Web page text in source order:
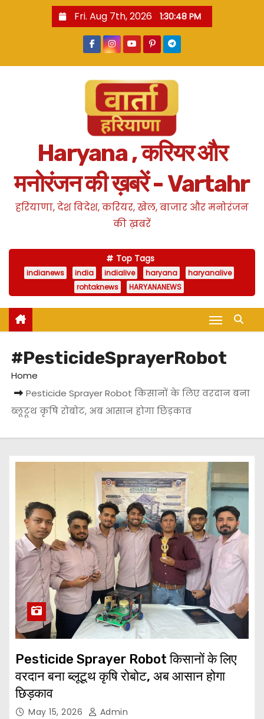
Fri. Aug 7th, 2026 1:30:49 PM
Haryana , करियर और
मनोरंजन की ख़बरें - Vartahr
हरियाणा, देश विदेश, करियर, खेल, बाजार और मनोरंजन
की ख़बरें
Top Tags
indianews india indialive haryana
haryanalive
rohtaknews
HARYANANEWS
#PesticideSprayerRobot
Home
Pesticide Sprayer Robot किसानों के लिए वरदान बना
ब्लूटूथ कृषि रोबोट, अब आसान होगा छिड़काव
Pesticide Sprayer Robot किसानों के लिए
वरदान बना ब्लूटूथ कृषि रोबोट, अब आसान होगा
छिड़काव
May 15, 2026 Admin